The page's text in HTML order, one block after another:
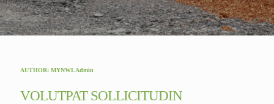
AUTHOR: MYNWLAdmin
VOLUTPAT SOLLICITUDIN